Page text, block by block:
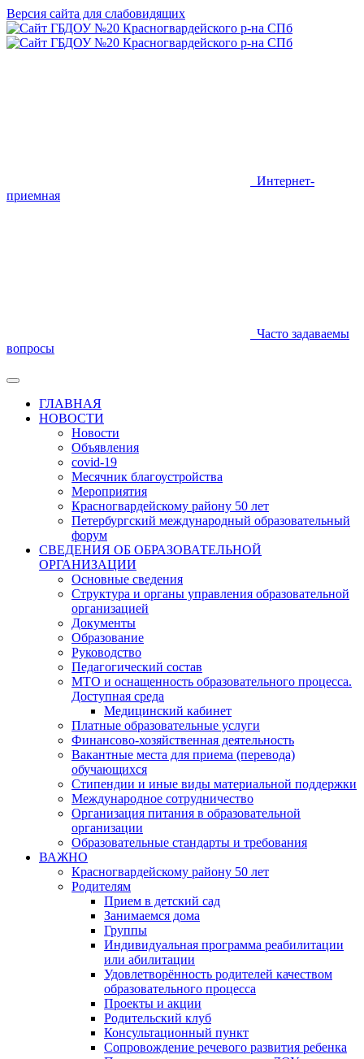
Версия сайта для слабовидящих
Интернет-
приемная
Часто задаваемы
вопросы
ГЛАВНАЯ
НОВОСТИ
Новости
Объявления
covid-19
Месячник благоустройства
Мероприятия
Красногвардейскому району 50 лет
Петербургский международный образовательный
форум
СВЕДЕНИЯ ОБ ОБРАЗОВАТЕЛЬНОЙ
ОРГАНИЗАЦИИ
Основные сведения
Структура и органы управления образовательной
организацией
Документы
Образование
Руководство
Педагогический состав
МТО и оснащенность образовательного процесса.
Доступная среда
Медицинский кабинет
Платные образовательные услуги
Финансово-хозяйственная деятельность
Вакантные места для приема (перевода)
обучающихся
Стипендии и иные виды материальной поддержки
Международное сотрудничество
Организация питания в образовательной
организации
Образовательные стандарты и требования
ВАЖНО
Красногвардейскому району 50 лет
Родителям
Прием в детский сад
Занимаемся дома
Группы
Индивидуальная программа реабилитации
или абилитации
Удовлетворённость родителей качеством
образовательного процесса
Проекты и акции
Родительский клуб
Консультационный пункт
Сопровождение речевого развития ребенка